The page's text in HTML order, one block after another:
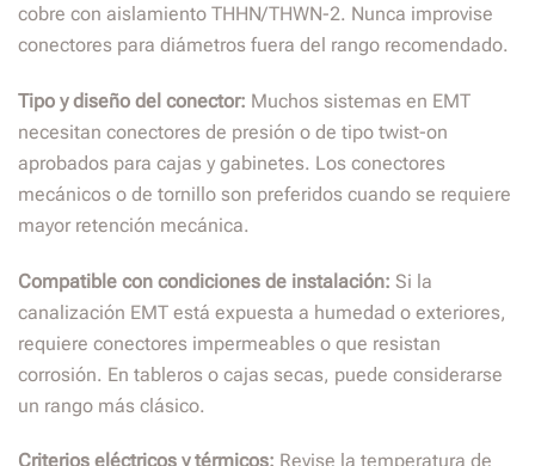
cobre con aislamiento THHN/THWN-2. Nunca improvise
conectores para diámetros fuera del rango recomendado.
Tipo y diseño del conector: Muchos sistemas en EMT
necesitan conectores de presión o de tipo twist-on
aprobados para cajas y gabinetes. Los conectores
mecánicos o de tornillo son preferidos cuando se requiere
mayor retención mecánica.
Compatible con condiciones de instalación: Si la
canalización EMT está expuesta a humedad o exteriores,
requiere conectores impermeables o que resistan
corrosión. En tableros o cajas secas, puede considerarse
un rango más clásico.
Criterios eléctricos y térmicos: Revise la temperatura de